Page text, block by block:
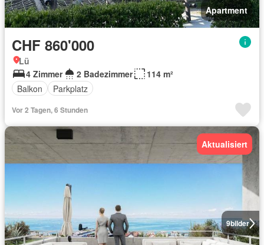
Apartment
CHF 860'000
Lü
4 Zimmer
2 Badezimmer
114 m²
Balkon
Parkplatz
Vor 2 Tagen, 6 Stunden
9bilder
Aktualisiert